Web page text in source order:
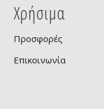
Χρήσιμα
Προσφορές
Επικοινωνία